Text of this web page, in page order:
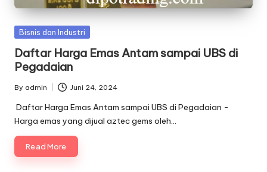
Posted
Bisnis dan Industri
Daftar Harga Emas Antam sampai UBS di
Pegadaian
Posted
by
By admin Juni 24, 2024
Daftar Harga Emas Antam sampai UBS di Pegadaian -
Harga emas yang dijual aztec gems oleh…
Read More